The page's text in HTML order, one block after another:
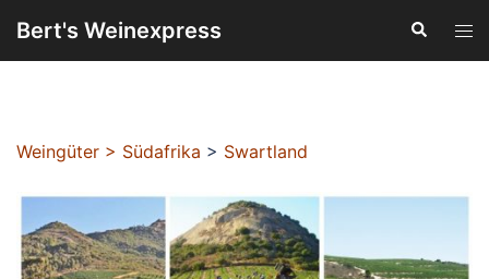
Inhalt
Bert's Weinexpress Suche
Weingüter > Südafrika > Swartland